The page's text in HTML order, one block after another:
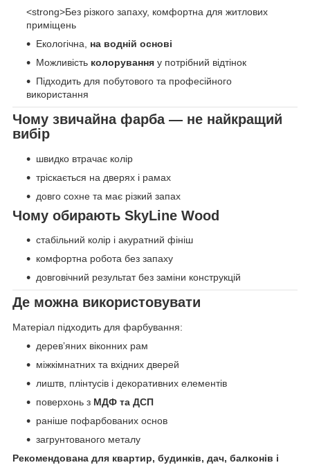
<strong>Без різкого запаху, комфортна для житлових
приміщень
Екологічна, на водній основі
Можливість колорування у потрібний відтінок
Підходить для побутового та професійного
використання
Чому звичайна фарба — не найкращий
вибір
швидко втрачає колір
тріскається на дверях і рамах
довго сохне та має різкий запах
Чому обирають SkyLine Wood
стабільний колір і акуратний фініш
комфортна робота без запаху
довговічний результат без заміни конструкцій
Де можна використовувати
Матеріал підходить для фарбування:
деревʼяних віконних рам
міжкімнатних та вхідних дверей
лиштв, плінтусів і декоративних елементів
поверхонь з МДФ та ДСП
раніше пофарбованих основ
загрунтованого металу
Рекомендована для квартир, будинків, дач, балконів і